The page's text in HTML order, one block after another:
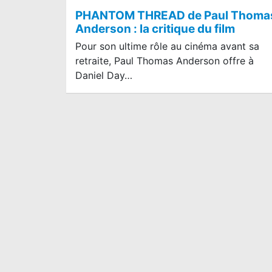
PHANTOM THREAD de Paul
Anderson : la critique du film
Pour son ultime rôle au cinéma avant sa
retraite, Paul Thomas Anderson offre à
Daniel Day…